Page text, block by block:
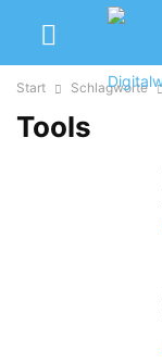
Start Schlagworte
Tools